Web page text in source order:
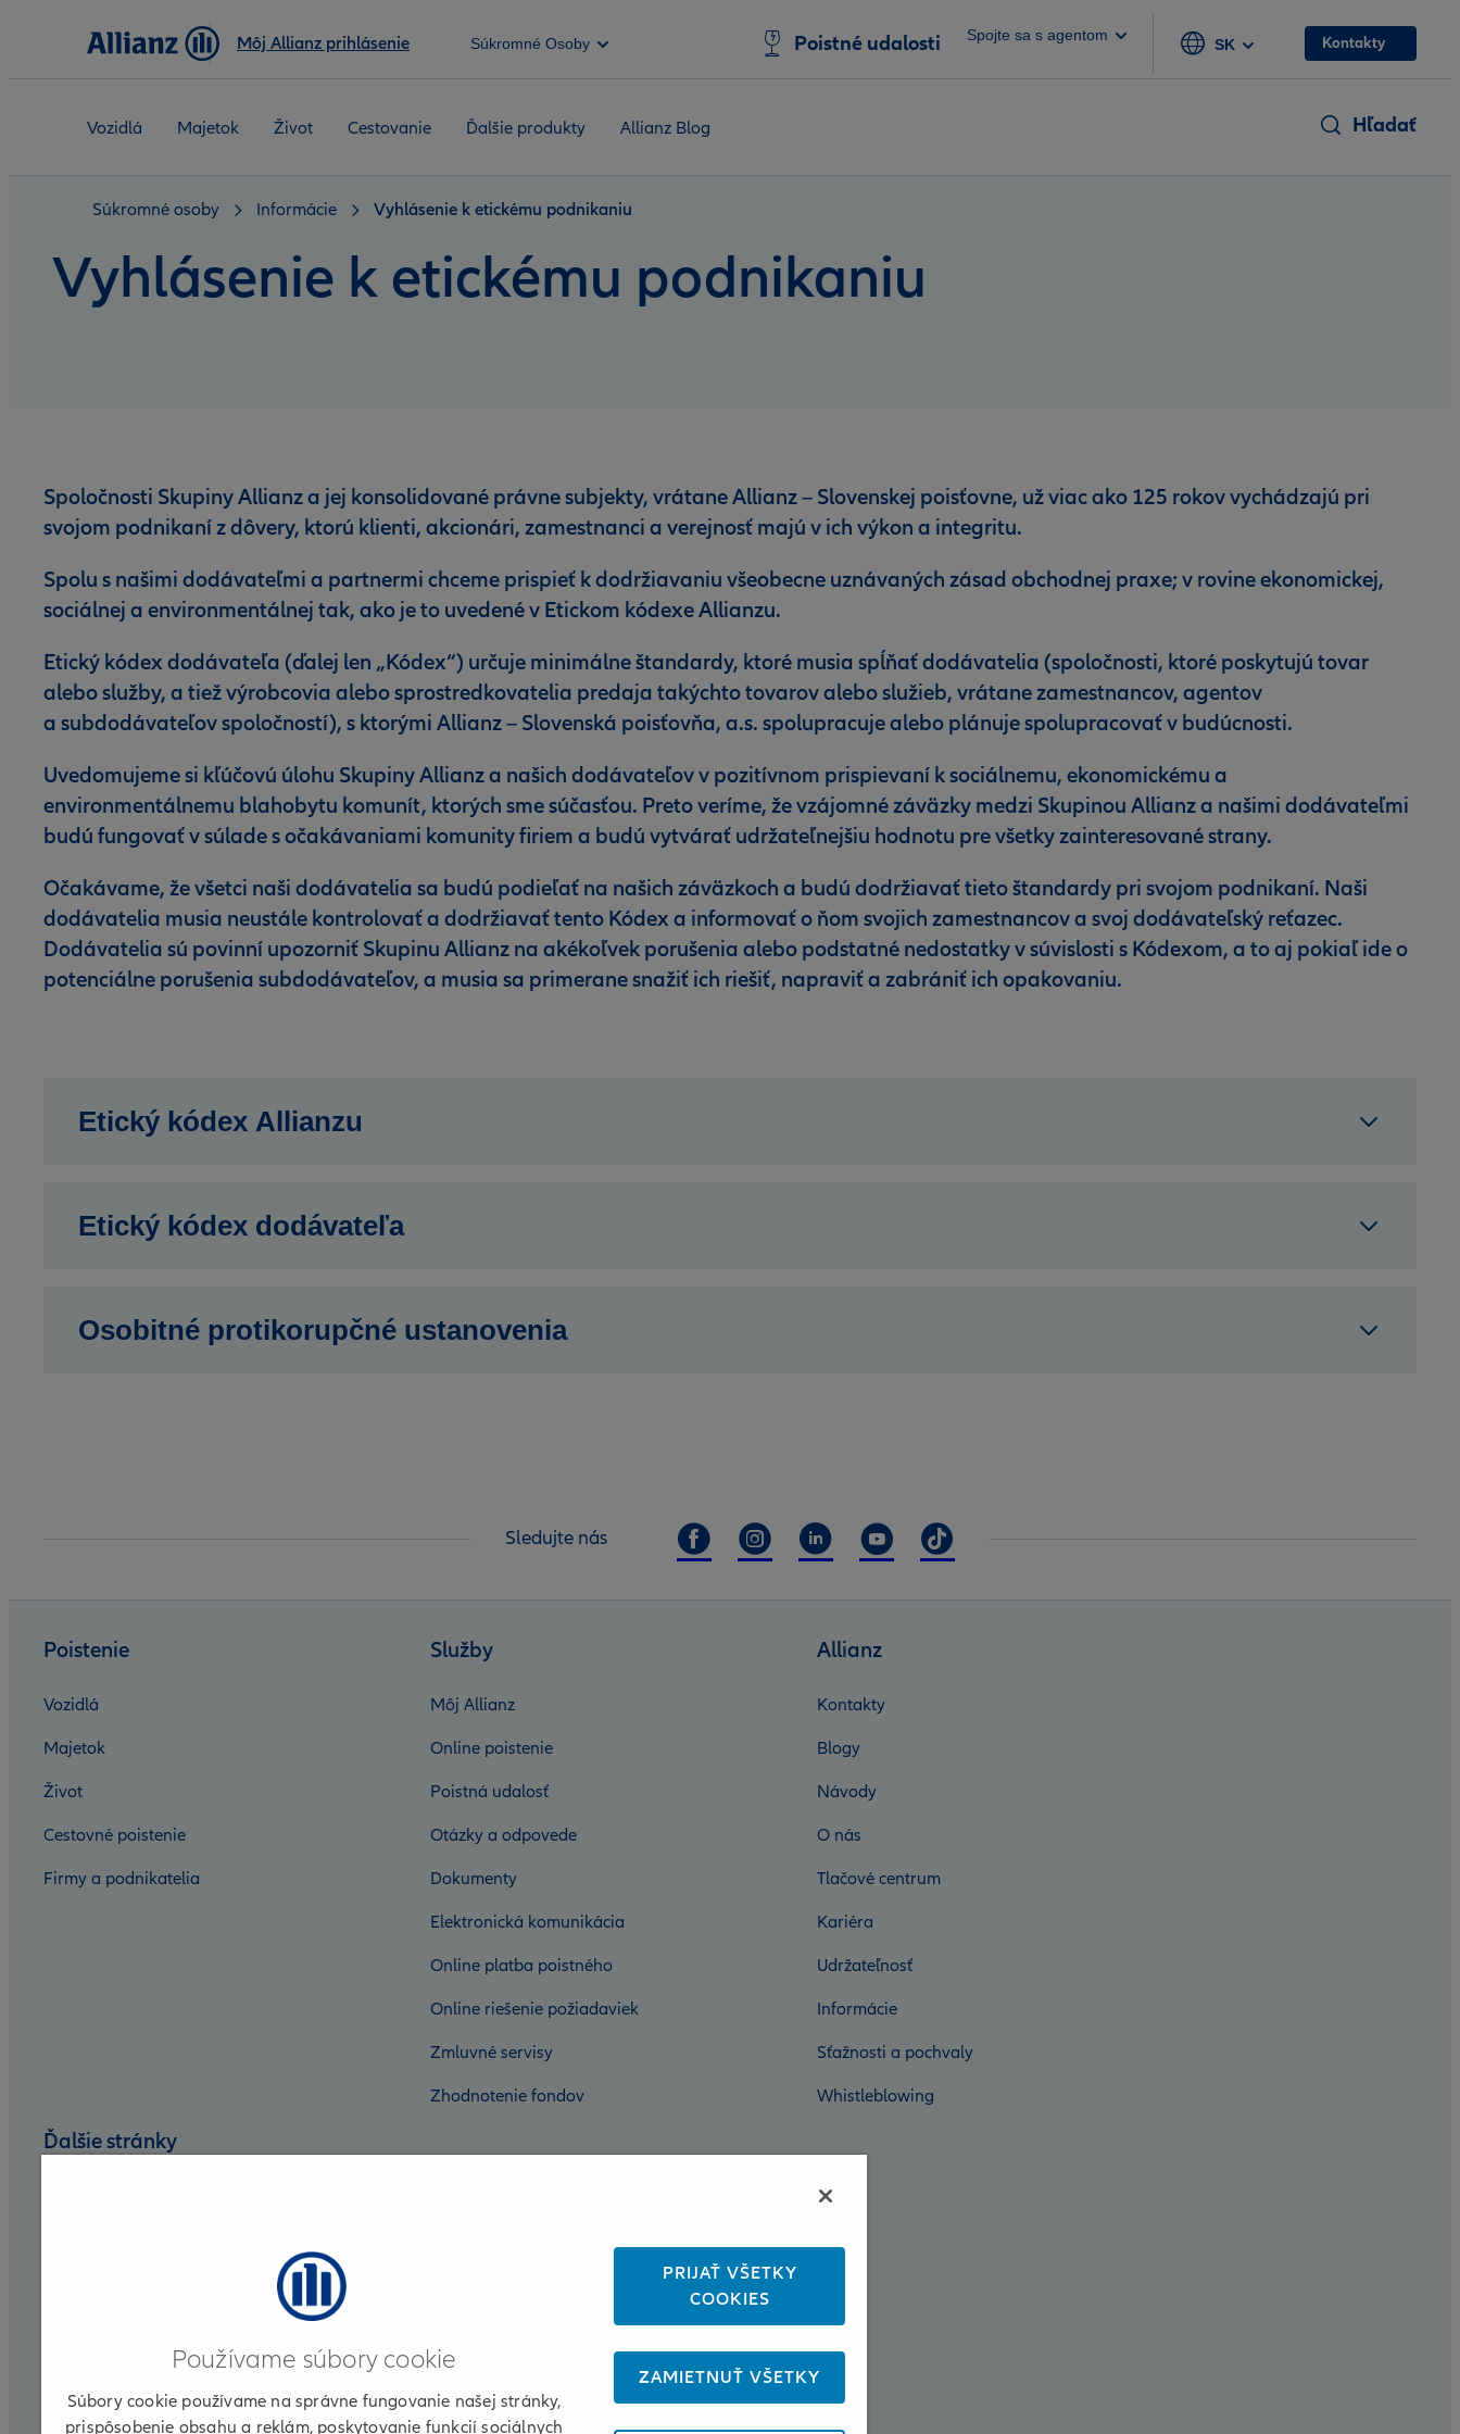
Môj Allianz prihlásenie Súkromné Osoby Poistné udalosti Spojte sa s agentom
SK Kontakty
Vozidlá Majetok Život Cestovanie Ďalšie produkty Allianz Blog Hľadať
Súkromné osoby Informácie Vyhlásenie k etickému podnikaniu
Vyhlásenie k etickému podnikaniu
Spoločnosti Skupiny Allianz a jej konsolidované právne subjekty, vrátane Allianz – Slovenskej poisťovne, už viac ako 125 rokov vychádzajú pri
svojom podnikaní z dôvery, ktorú klienti, akcionári, zamestnanci a verejnosť majú v ich výkon a integritu.
Spolu s našimi dodávateľmi a partnermi chceme prispieť k dodržiavaniu všeobecne uznávaných zásad obchodnej praxe; v rovine ekonomickej,
sociálnej a environmentálnej tak, ako je to uvedené v Etickom kódexe Allianzu.
Etický kódex dodávateľa (ďalej len „Kódex“) určuje minimálne štandardy, ktoré musia spĺňať dodávatelia (spoločnosti, ktoré poskytujú tovar
alebo služby, a tiež výrobcovia alebo sprostredkovatelia predaja takýchto tovarov alebo služieb, vrátane zamestnancov, agentov
a subdodávateľov spoločností), s ktorými Allianz – Slovenská poisťovňa, a.s. spolupracuje alebo plánuje spolupracovať v budúcnosti.
Uvedomujeme si kľúčovú úlohu Skupiny Allianz a našich dodávateľov v pozitívnom prispievaní k sociálnemu, ekonomickému a
environmentálnemu blahobytu komunít, ktorých sme súčasťou. Preto veríme, že vzájomné záväzky medzi Skupinou Allianz a našimi dodávateľmi
budú fungovať v súlade s očakávaniami komunity firiem a budú vytvárať udržateľnejšiu hodnotu pre všetky zainteresované strany.
Očakávame, že všetci naši dodávatelia sa budú podieľať na našich záväzkoch a budú dodržiavať tieto štandardy pri svojom podnikaní. Naši
dodávatelia musia neustále kontrolovať a dodržiavať tento Kódex a informovať o ňom svojich zamestnancov a svoj dodávateľský reťazec.
Dodávatelia sú povinní upozorniť Skupinu Allianz na akékoľvek porušenia alebo podstatné nedostatky v súvislosti s Kódexom, a to aj pokiaľ ide o
potenciálne porušenia subdodávateľov, a musia sa primerane snažiť ich riešiť, napraviť a zabrániť ich opakovaniu.
Etický kódex Allianzu
Etický kódex dodávateľa
Osobitné protikorupčné ustanovenia
Sledujte nás
Poistenie
Vozidlá
Majetok
Život
Cestovné poistenie
Firmy a podnikatelia
Služby
Môj Allianz
Online poistenie
Poistná udalosť
Otázky a odpovede
Dokumenty
Elektronická komunikácia
Online platba poistného
Online riešenie požiadaviek
Zmluvné servisy
Zhodnotenie fondov
Allianz
Kontakty
Blogy
Návody
O nás
Tlačové centrum
Kariéra
Udržateľnosť
Informácie
Sťažnosti a pochvaly
Whistleblowing
Ďalšie stránky
Partnerská zóna
Používame súbory cookie
Súbory cookie používame na správne fungovanie našej stránky,
prispôsobenie obsahu a reklám, poskytovanie funkcií sociálnych
PRIJAŤ VŠETKY
COOKIES
ZAMIETNUŤ VŠETKY